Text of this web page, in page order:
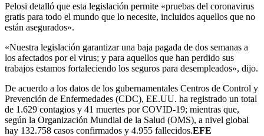
Pelosi detalló que esta legislación permite «pruebas del coronavirus
gratis para todo el mundo que lo necesite, incluidos aquellos que no
están asegurados».
«Nuestra legislación garantizar una baja pagada de dos semanas a
los afectados por el virus; y para aquellos que han perdido sus
trabajos estamos fortaleciendo los seguros para desempleados», dijo.
De acuerdo a los datos de los gubernamentales Centros de Control y
Prevención de Enfermedades (CDC), EE.UU. ha registrado un total
de 1.629 contagios y 41 muertes por COVID-19; mientras que,
según la Organización Mundial de la Salud (OMS), a nivel global
hay 132.758 casos confirmados y 4.955 fallecidos.EFE